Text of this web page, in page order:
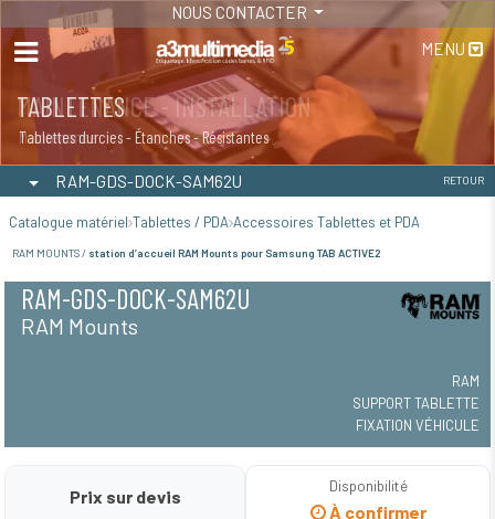
NOUS CONTACTER
MENU
MAINTENANCE - INSTALLATION
Maintenance
TABLETTES
Tablettes durcies - Étanches - Résistantes
RAM-GDS-DOCK-SAM62U RETOUR
Catalogue matériel Tablettes / PDA Accessoires Tablettes et PDA
RAM MOUNTS / station d’accueil RAM Mounts pour Samsung TAB ACTIVE2
RAM-GDS-DOCK-SAM62U
RAM Mounts
RAM
SUPPORT TABLETTE
FIXATION VÉHICULE
Prix sur devis
Disponibilité
À confirmer